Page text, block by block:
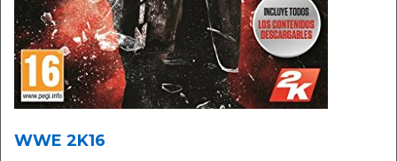
WWE 2K16